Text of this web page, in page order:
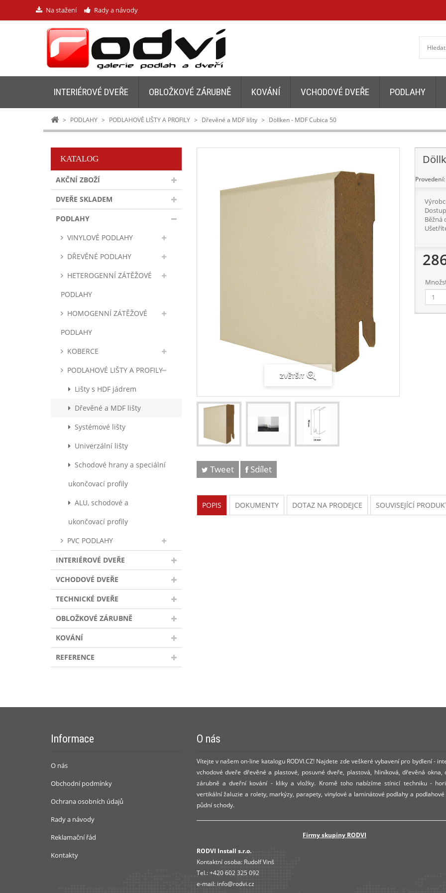
Na stažení Rady a návody
INTERIÉROVÉ DVEŘE OBLOŽKOVÉ ZÁRUBNĚ KOVÁNÍ VCHODOVÉ DVEŘE PODLAHY
> PODLAHY > PODLAHOVÉ LIŠTY A PROFILY > Dřevěné a MDF lišty > Döllken - MDF Cubica 50
KATALOG
AKČNÍ ZBOŽÍ
DVEŘE SKLADEM
PODLAHY
VINYLOVÉ PODLAHY
DŘEVĚNÉ PODLAHY
HETEROGENNÍ ZÁTĚŽOVÉ
PODLAHY
HOMOGENNÍ ZÁTĚŽOVÉ
PODLAHY
KOBERCE
PODLAHOVÉ LIŠTY A PROFILY
Lišty s HDF jádrem
Dřevěné a MDF lišty
Systémové lišty
Univerzální lišty
Schodové hrany a speciální
ukončovací profily
ALU, schodové a
ukončovací profily
PVC PODLAHY
INTERIÉROVÉ DVEŘE
VCHODOVÉ DVEŘE
TECHNICKÉ DVEŘE
OBLOŽKOVÉ ZÁRUBNĚ
KOVÁNÍ
REFERENCE
ZVĚTŠIT
Tweet Sdílet
Provedení:
Běžná
POPIS DOKUMENTY DOTAZ NA PRODEJCE SOUVISEJÍCÍ
Informace
O nás
Obchodní podmínky
Ochrana osobních údajů
Rady a návody
Reklamační řád
Kontakty
O nás
Vítejte v našem on-line katalogu RODVI.CZ! Najdete zde veškeré vybavení pro bydlení -
vchodové dveře dřevěné a plastové, posuvné dveře, plastová, hliníková, dřevěná okna,
zárubně a dveřní kování - kliky a vložky. Kromě toho nabízíme stínicí techniku -
vertikální žaluzie a rolety, markýzy, parapety, vinylové a laminátové podlahy a podlahové
půdní schody.
Firmy skupiny RODVI
RODVI Install s.r.o.
Kontaktní osoba:Rudolf Vinš
Tel.:+420 602 325 092
e-mail: info@rodvi.cz